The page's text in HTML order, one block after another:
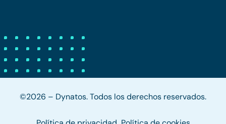
©2026 – Dynatos. Todos los derechos reservados.